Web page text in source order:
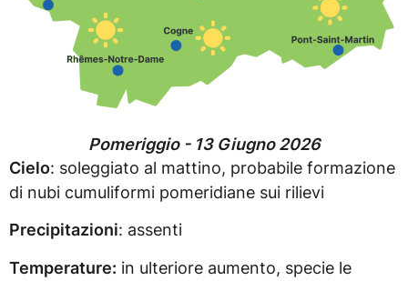
Pomeriggio - 13 Giugno 2026
Cielo: soleggiato al mattino, probabile formazione
di nubi cumuliformi pomeridiane sui rilievi
Precipitazioni: assenti
Temperature: in ulteriore aumento, specie le